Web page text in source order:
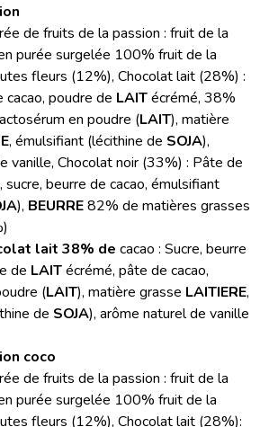
de fruits de la passion : fruit de la
purée surgelée 100% fruit de la
fleurs (12%), Chocolat lait (28%) :
cacao, poudre de LAITécrémé, 38%
en poudre (LAIT), matière
, émulsifiant (lécithine de SOJA),
vanille, Chocolat noir (33%) : Pâte de
sucre, beurre de cacao, émulsifiant
), BEURRE82% de matières grasses
lait 38% de cacao : Sucre, beurre
de LAITécrémé, pâte de cacao,
(LAIT), matière grasse LAITIERE,
de SOJA), arôme naturel de vanille
coco
de fruits de la passion : fruit de la
purée surgelée 100% fruit de la
fleurs (12%), Chocolat lait (28%):